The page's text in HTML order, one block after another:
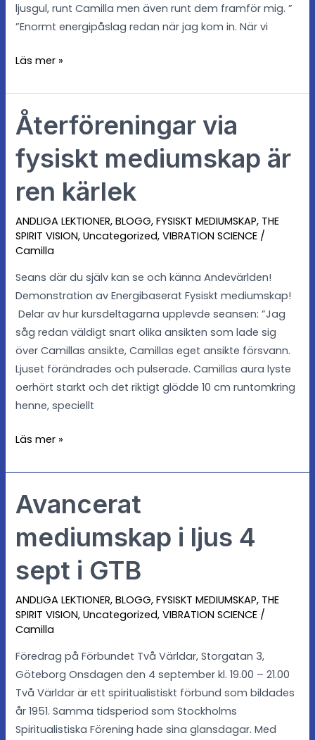
ljusgul, runt Camilla men även runt dem framför mig. ”
”Enormt energipåslag redan när jag kom in. När vi
Läs mer »
Återföreningar via
fysiskt mediumskap är
ren kärlek
ANDLIGA LEKTIONER,BLOGG,FYSISKT MEDIUMSKAP, THE
SPIRIT VISION,Uncategorized,VIBRATION SCIENCE /
Camilla
Seans där du själv kan se och känna Andevärlden!
Demonstration av Energibaserat Fysiskt mediumskap!
Delar av hur kursdeltagarna upplevde seansen: ”Jag
såg redan väldigt snart olika ansikten som lade sig
över Camillas ansikte, Camillas eget ansikte försvann.
Ljuset förändrades och pulserade. Camillas aura lyste
oerhört starkt och det riktigt glödde 10 cm runtomkring
henne, speciellt
Återföreningar
via
fysiskt
mediumskap
är
kärlek
Läs mer »
Avancerat
mediumskap i ljus 4
sept i GTB
ANDLIGA LEKTIONER,BLOGG,FYSISKT MEDIUMSKAP, THE
SPIRIT VISION,Uncategorized,VIBRATION SCIENCE /
Camilla
Föredrag på Förbundet Två Världar, Storgatan 3,
Göteborg Onsdagen den 4 september kl. 19.00 – 21.00
Två Världar är ett spiritualistiskt förbund som bildades
år 1951. Samma tidsperiod som Stockholms
Spiritualistiska Förening hade sina glansdagar. Med
Avancerat
mediumskap
i
4
i
GTB